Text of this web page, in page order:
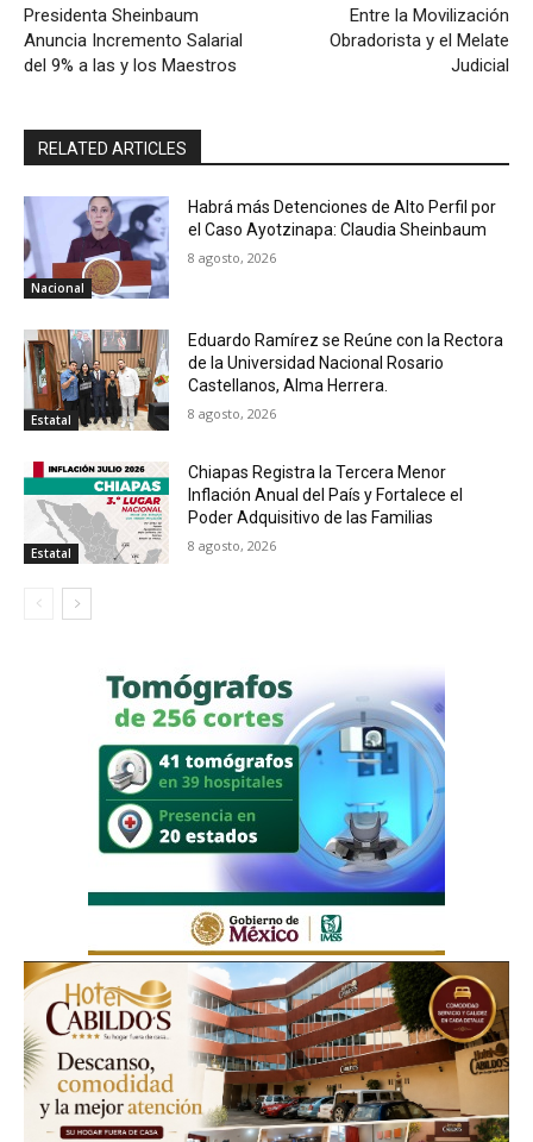
Presidenta Sheinbaum
Anuncia Incremento Salarial
del 9% a las y los Maestros
Entre la Movilización
Obradorista y el Melate
Judicial
RELATED ARTICLES
Nacional
Habrá más Detenciones de Alto Perfil por
el Caso Ayotzinapa: Claudia Sheinbaum
8 agosto, 2026
Estatal
Eduardo Ramírez se Reúne con la Rectora
de la Universidad Nacional Rosario
Castellanos, Alma Herrera.
8 agosto, 2026
Estatal
Chiapas Registra la Tercera Menor
Inflación Anual del País y Fortalece el
Poder Adquisitivo de las Familias
8 agosto, 2026